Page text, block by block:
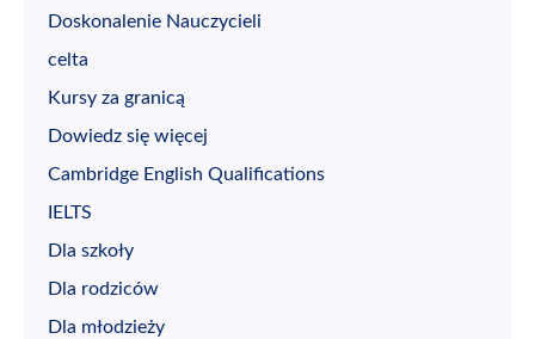
Doskonalenie Nauczycieli
celta
Kursy za granicą
Dowiedz się więcej
Cambridge English Qualifications
IELTS
Dla szkoły
Dla rodziców
Dla młodzieży